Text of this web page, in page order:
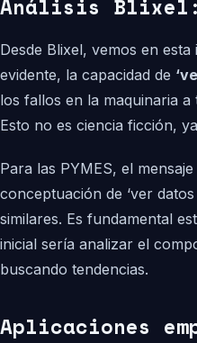
Análisis Blixel:
Desde Blixel, vemos en
evidente, la capacidad de
los fallos en la maquinaria
Esto no es ciencia ficción,
Para las PYMES, el
conceptuación de ‘ver
similares. Es fundamental
inicial sería analizar el
buscando tendencias.
Aplicaciones